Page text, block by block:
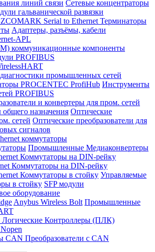
линий связи Сетевые концентраторы
гальванической развязки
Serial to Ethernet Терминаторы
Адаптеры, разъёмы, кабели
APL
коммуникационные компоненты
PROFIBUS
промышленных сетей
PROCENTEC ProfiHub Инструменты
PROFIBUS
и конвертеры для пром. сетей
назначения Оптические
сетей Оптические преобразователи для
сигналов
коммутаторы
Промышленные Медиаконвертеры
Коммутаторы на DIN-рейку
Коммутаторы на DIN-рейку
Коммутаторы в стойку Управляемые
в стойку SFP модули
оборудование
Anybus Wireless Bolt Промышленные
Контроллеры (ПЛК)
CAN Преобразователи с CAN